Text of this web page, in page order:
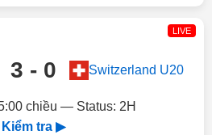
LIVE
3 - 0 Switzerland U20
chiều — Status: 2H
Kiểm tra ▶